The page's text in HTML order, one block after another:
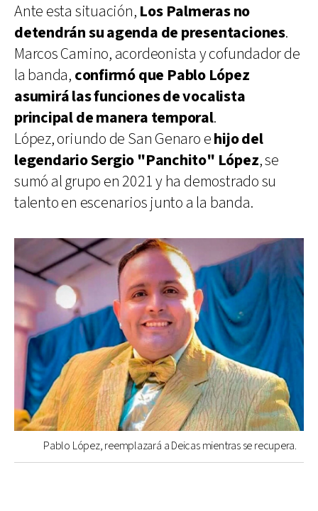
Ante esta situación, Los Palmeras no
detendrán su agenda de presentaciones.
Marcos Camino, acordeonista y cofundador de
la banda, confirmó que Pablo López
asumirá las funciones de vocalista
principal de manera temporal.
López, oriundo de San Genaro ehijo del
legendario Sergio "Panchito" López, se
sumó al grupo en 2021 y ha demostrado su
talento en escenarios junto a la banda.
Pablo López, reemplazará a Deicas mientras se recupera.